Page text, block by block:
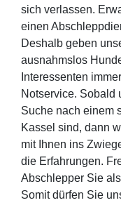
sich verlassen.
einen
Deshalb geben
ausnahmslos
Interessenten
Notservice. Sobald
Suche nach einem
Kassel sind, dann
mit Ihnen ins
die Erfahrungen.
Abschlepper Sie
Somit dürfen Sie